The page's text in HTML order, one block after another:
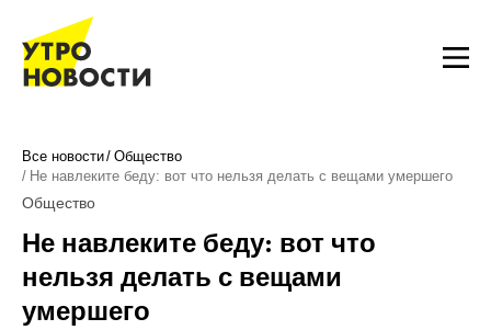
Все новости Общество
Не навлеките беду: вот что нельзя делать с вещами умершего
Общество
Не навлеките беду: вот что
нельзя делать с вещами
умершего